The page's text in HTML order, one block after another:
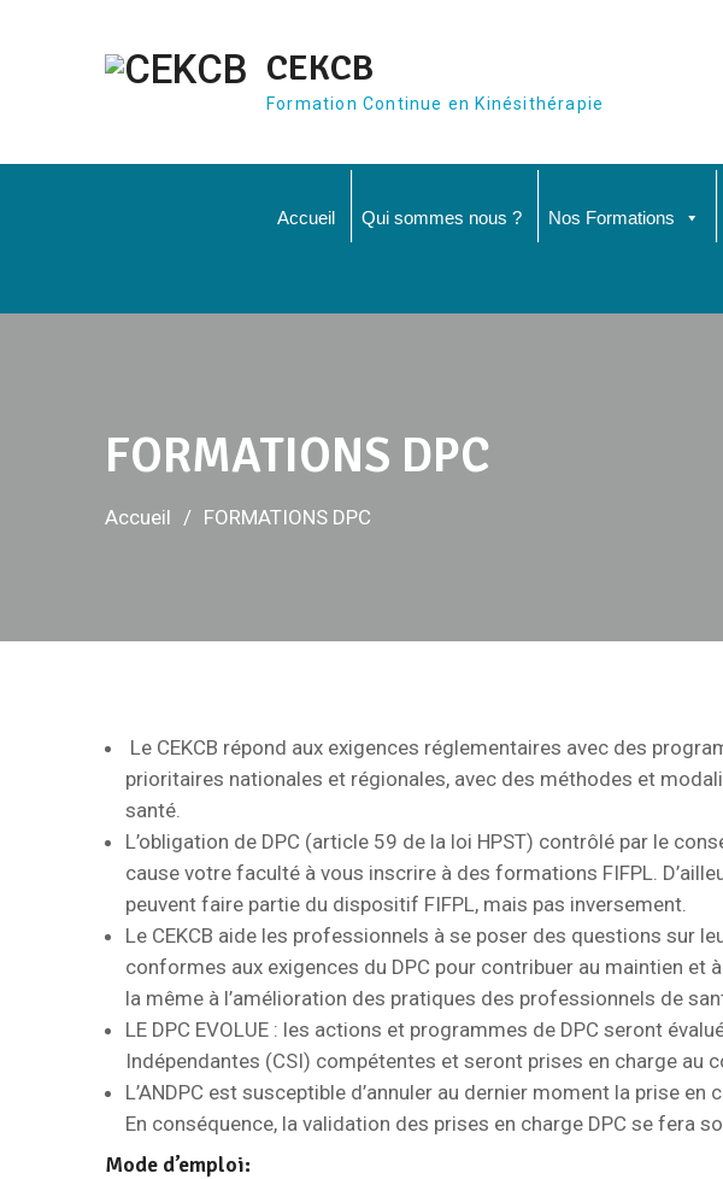
CEKCB
Formation Continue en Kinésithérapie
Accueil Qui sommes nous ? Nos Formations
FORMATIONS DPC
Accueil FORMATIONS DPC
Le CEKCB répond aux exigences réglementaires avec des
prioritaires nationales et régionales, avec des méthodes et
santé.
L’obligation de DPC (article 59 de la loi HPST) contrôlé par le
cause votre faculté à vous inscrire à des formations FIFPL.
peuvent faire partie du dispositif FIFPL, mais pas inversement.
Le CEKCB aide les professionnels à se poser des questions sur
conformes aux exigences du DPC pour contribuer au maintien et
la même à l’amélioration des pratiques des professionnels de
LE DPC EVOLUE : les actions et programmes de DPC seront
Indépendantes (CSI) compétentes et seront prises en charge au
L’ANDPC est susceptible d’annuler au dernier moment la prise en
En conséquence, la validation des prises en charge DPC se fera
Mode d’emploi: